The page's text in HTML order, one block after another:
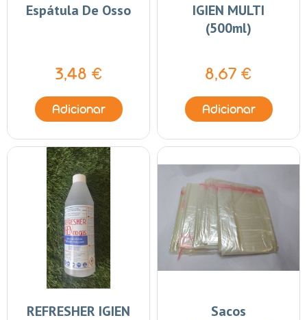
Espátula De Osso
3,48 €
Adicionar
IGIEN MULTI
(500ml)
8,67 €
Adicionar
REFRESHER IGIEN
Sacos